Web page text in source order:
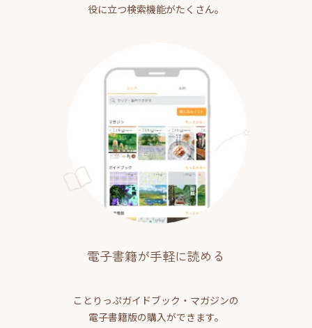
役に立つ検索機能がたくさん。
電子書籍が手軽に読める
ことりっぷガイドブック・マガジンの
電子書籍版の購入ができます。